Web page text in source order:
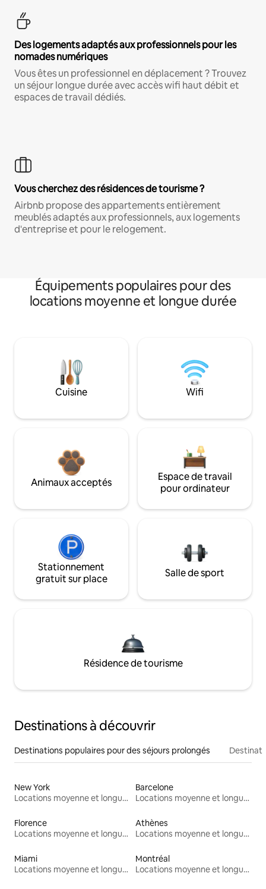
Des logements adaptés aux professionnels pour les
nomades numériques
Vous êtes un professionnel en déplacement ? Trouvez
un séjour longue durée avec accès wifi haut débit et
espaces de travail dédiés.
Vous cherchez des résidences de tourisme ?
Airbnb propose des appartements entièrement
meublés adaptés aux professionnels, aux logements
d'entreprise et pour le relogement.
Équipements populaires pour des
locations moyenne et longue durée
Cuisine Wifi
Animaux acceptés
Espace de travail
pour ordinateur
Stationnement
gratuit sur place
Salle de sport
Résidence de tourisme
Destinations à découvrir
Destinations populaires pour des séjours prolongés
New York
Locations moyenne et longue durée
Barcelone
Locations moyenne et longue durée
Florence
Locations moyenne et longue durée
Athènes
Locations moyenne et longue durée
Miami
Locations moyenne et longue durée
Montréal
Locations moyenne et longue durée